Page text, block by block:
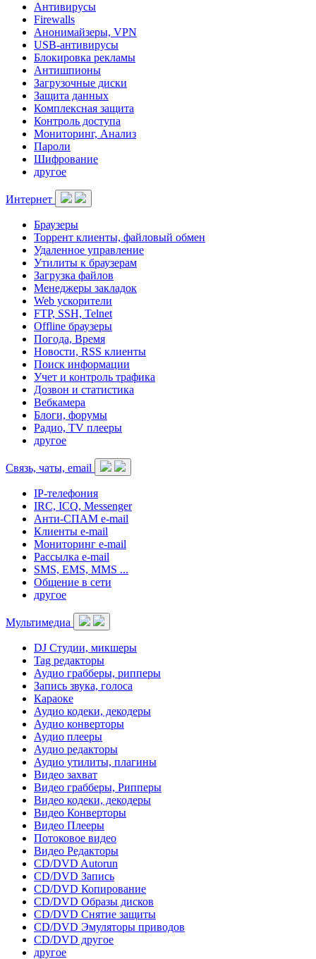
Антивирусы
Firewalls
Анонимайзеры, VPN
USB-антивирусы
Блокировка рекламы
Антишпионы
Загрузочные диски
Защита данных
Комплексная защита
Контроль доступа
Мониторинг, Анализ
Пароли
Шифрование
другое
Интернет
Браузеры
Торрент клиенты, файловый обмен
Удаленное управление
Утилиты к браузерам
Загрузка файлов
Менеджеры закладок
Web ускорители
FTP, SSH, Telnet
Offline браузеры
Погода, Время
Новости, RSS клиенты
Поиск информации
Учет и контроль трафика
Дозвон и статистика
Вебкамера
Блоги, форумы
Радио, TV плееры
другое
Связь, чаты, email
IP-телефония
IRC, ICQ, Messenger
Анти-СПАМ e-mail
Клиенты e-mail
Мониторинг e-mail
Рассылка e-mail
SMS, EMS, MMS ...
Общение в сети
другое
Мультимедиа
DJ Студии, микшеры
Tag редакторы
Аудио грабберы, рипперы
Запись звука, голоса
Караоке
Аудио кодеки, декодеры
Аудио конверторы
Аудио плееры
Аудио редакторы
Аудио утилиты, плагины
Видео захват
Видео грабберы, Рипперы
Видео кодеки, декодеры
Видео Конверторы
Видео Плееры
Потоковое видео
Видео Редакторы
CD/DVD Autorun
CD/DVD Запись
CD/DVD Копирование
CD/DVD Образы дисков
CD/DVD Снятие защиты
CD/DVD Эмуляторы приводов
CD/DVD другое
другое